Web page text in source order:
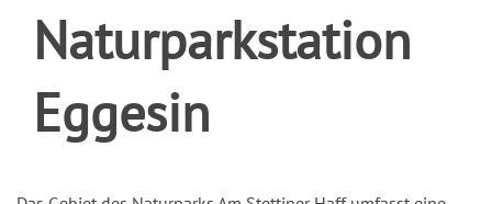
Naturparkstation
Eggesin